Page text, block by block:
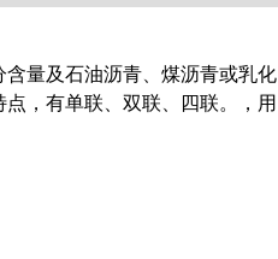
量及石油沥青、煤沥青或乳化
，有单联、双联、四联。，用